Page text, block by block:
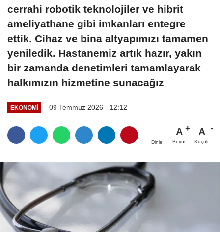
cerrahi robotik teknolojiler ve hibrit
ameliyathane gibi imkanları entegre
ettik. Cihaz ve bina altyapımızı tamamen
yeniledik. Hastanemiz artık hazır, yakın
bir zamanda denetimleri tamamlayarak
halkımızın hizmetine sunacağız
EKONOMI 09 Temmuz 2026 - 12:12
Dinle
A
Büyüt
A
Küçült